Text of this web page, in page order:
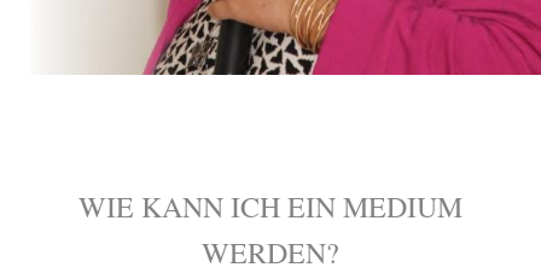
WIE KANN ICH EIN MEDIUM
WERDEN?